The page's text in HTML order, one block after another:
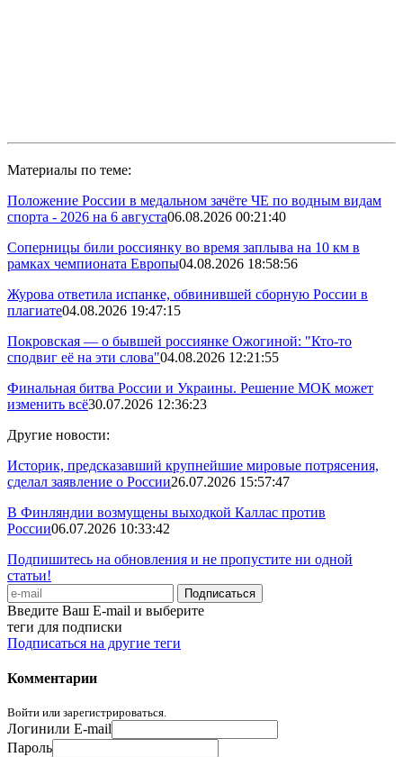
Материалы по теме:
Положение России в медальном зачёте ЧЕ по водным видам
спорта - 2026 на 6 августа06.08.2026 00:21:40
Соперницы били россиянку во время заплыва на 10 км в
рамках чемпионата Европы04.08.2026 18:58:56
Журова ответила испанке, обвинившей сборную России в
плагиате04.08.2026 19:47:15
Покровская — о бывшей россиянке Ожогиной: "Кто-то
сподвиг её на эти слова"04.08.2026 12:21:55
Финальная битва России и Украины. Решение МОК может
изменить всё30.07.2026 12:36:23
Другие новости:
Историк, предсказавший крупнейшие мировые потрясения,
сделал заявление о России26.07.2026 15:57:47
В Финляндии возмущены выходкой Каллас против
России06.07.2026 10:33:42
Подпишитесь на обновления и не пропустите ни одной
статьи!
Введите Ваш E-mail и выберите
теги для подписки
Подписаться на другие теги
Комментарии
Войти или зарегистрироваться.
Логинили E-mail
Пароль